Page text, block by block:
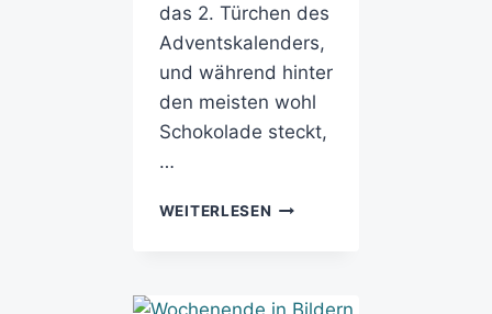
das 2. Türchen des
Adventskalenders,
und während hinter
den meisten wohl
Schokolade steckt,
…
WEITERLESEN